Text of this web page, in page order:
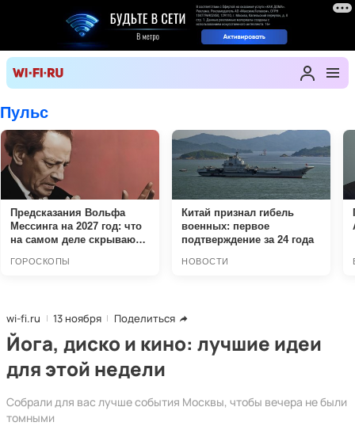
wi-fi.ru 13 ноября Поделиться
Йога, диско и кино: лучшие идеи
для этой недели
Собрали для вас лучше события Москвы, чтобы вечера не были
томными